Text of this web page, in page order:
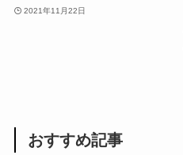
2021年11月22日
おすすめ記事